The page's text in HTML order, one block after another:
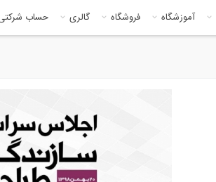
آموزشگاه فروشگاه گالری حساب